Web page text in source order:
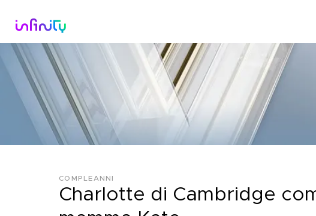
COMPLEANNI
Charlotte di Cambridge